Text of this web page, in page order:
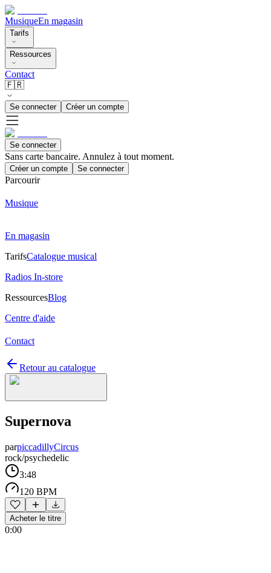
MusiqueEn magasin
Tarifs
Ressources
Contact
🇫🇷
Se connecter Créer un compte
Se connecter
Sans carte bancaire. Annulez à tout moment.
Créer un compte Se connecter
Parcourir
Musique
En magasin
TarifsCatalogue musical
Radios In-store
RessourcesBlog
Centre d'aide
Contact
Retour au catalogue
Supernova
parpiccadillyCircus
rock/psychedelic
3:48
120 BPM
Acheter le titre
0:00